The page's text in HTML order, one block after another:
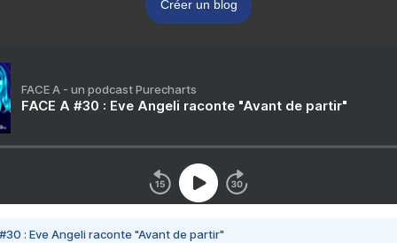
Créer un blog
FACE A - un podcast Purecharts
FACE A #30 : Eve Angeli raconte "Avant de partir"
#30 : Eve Angeli raconte "Avant de partir"